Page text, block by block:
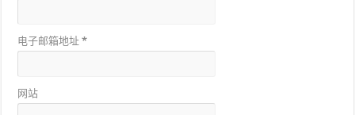
电子邮箱地址*
网站